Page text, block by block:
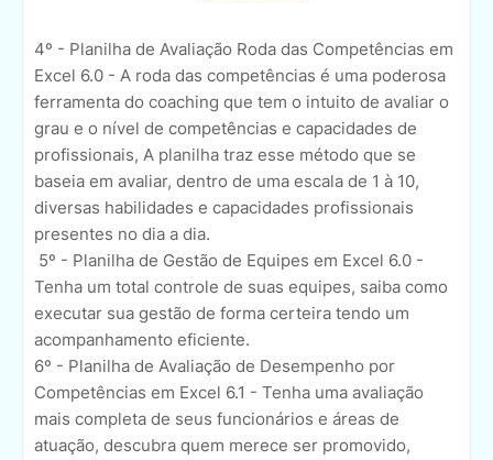
4º - Planilha de Avaliação Roda das Competências em
Excel 6.0 - A roda das competências é uma poderosa
ferramenta do coaching que tem o intuito de avaliar o
grau e o nível de competências e capacidades de
profissionais, A planilha traz esse método que se
baseia em avaliar, dentro de uma escala de 1 à 10,
diversas habilidades e capacidades profissionais
presentes no dia a dia.
5º - Planilha de Gestão de Equipes em Excel 6.0 -
Tenha um total controle de suas equipes, saiba como
executar sua gestão de forma certeira tendo um
acompanhamento eficiente.
6º - Planilha de Avaliação de Desempenho por
Competências em Excel 6.1 - Tenha uma avaliação
mais completa de seus funcionários e áreas de
atuação, descubra quem merece ser promovido,